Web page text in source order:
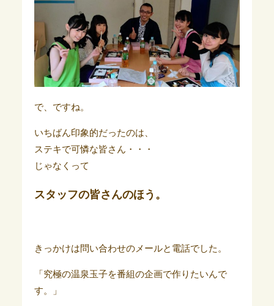
で、ですね。
いちばん印象的だったのは、
ステキで可憐な皆さん・・・
じゃなくって
スタッフの皆さんのほう。
きっかけは問い合わせのメールと電話でした。
「究極の温泉玉子を番組の企画で作りたいんで
す。」